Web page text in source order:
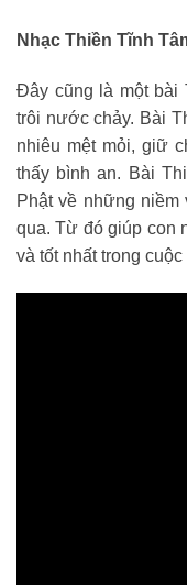
Nhạc Thiền Tĩnh
Đây cũng là một bài
trôi nước chảy. Bài
nhiêu mệt mỏi, giữ
thấy bình an. Bài
Phật về những
qua. Từ đó giúp con
và tốt nhất trong cuộc